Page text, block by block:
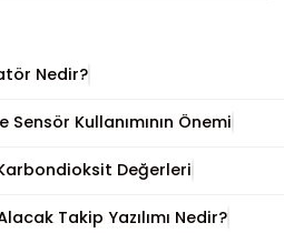
Nasıl Hazırlanır
Nedir?
Kullanımının Önemi
Değerleri
Takip Yazılımı Nedir?